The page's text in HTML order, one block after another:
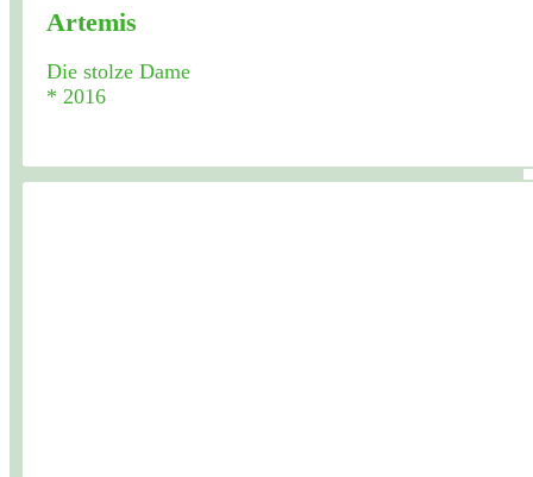
Artemis
Die stolze Dame
* 2016